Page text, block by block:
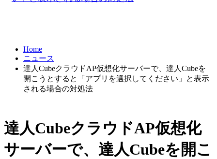
Home
ニュース
達人CubeクラウドAP仮想化サーバーで、達人Cubeを
開こうとすると「アプリを選択してください」と表示
される場合の対処法
達人CubeクラウドAP仮想化
サーバーで、達人Cubeを開こ